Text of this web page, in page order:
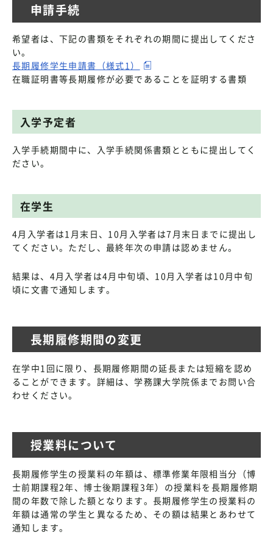
申請手続
希望者は、下記の書類をそれぞれの期間に提出してくださ
い。
長期履修学生申請書（様式1）
在職証明書等長期履修が必要であることを証明する書類
入学予定者
入学手続期間中に、入学手続関係書類とともに提出してく
ださい。
在学生
4月入学者は1月末日、10月入学者は7月末日までに提出し
てください。ただし、最終年次の申請は認めません。
結果は、4月入学者は4月中旬頃、10月入学者は10月中旬
頃に文書で通知します。
長期履修期間の変更
在学中1回に限り、長期履修期間の延長または短縮を認め
ることができます。詳細は、学務課大学院係までお問い合
わせください。
授業料について
長期履修学生の授業料の年額は、標準修業年限相当分（博
士前期課程2年、博士後期課程3年）の授業料を長期履修期
間の年数で除した額となります。長期履修学生の授業料の
年額は通常の学生と異なるため、その額は結果とあわせて
通知します。